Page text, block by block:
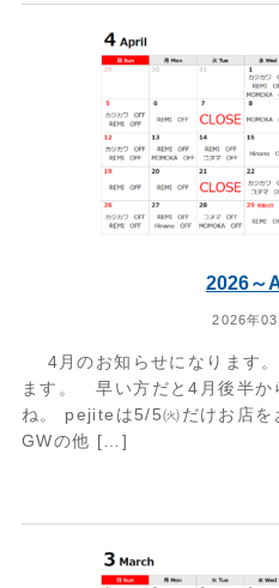
2026～
2026年03
4月のお知らせになります。
ます。 早い方だと4月後半か
ね。 pejiteは5/5㈫だけお店を
GWの他 […]